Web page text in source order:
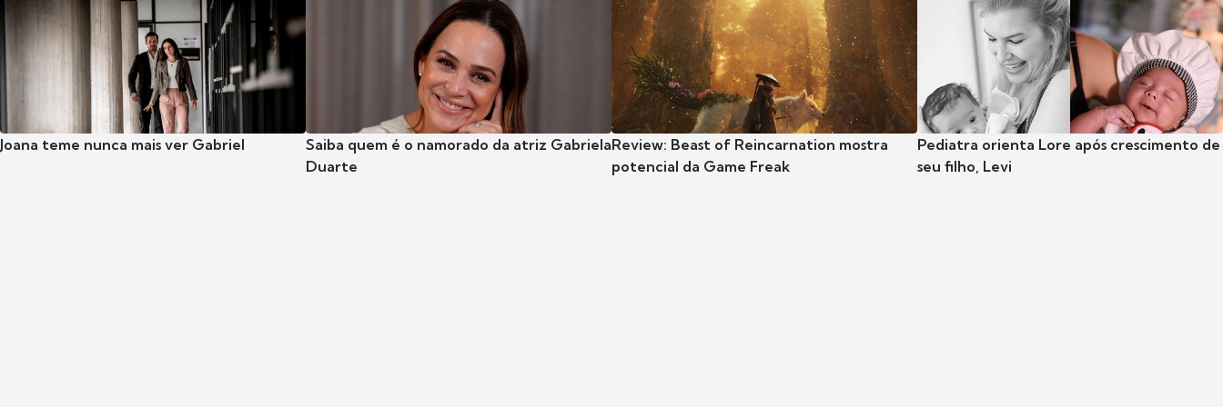
Joana teme nunca mais ver Gabriel
Saiba quem é o namorado da atriz Gabriela
Duarte
Review: Beast of Reincarnation mostra
potencial da Game Freak
Pediatra orienta Lore após crescimento de
seu filho, Levi